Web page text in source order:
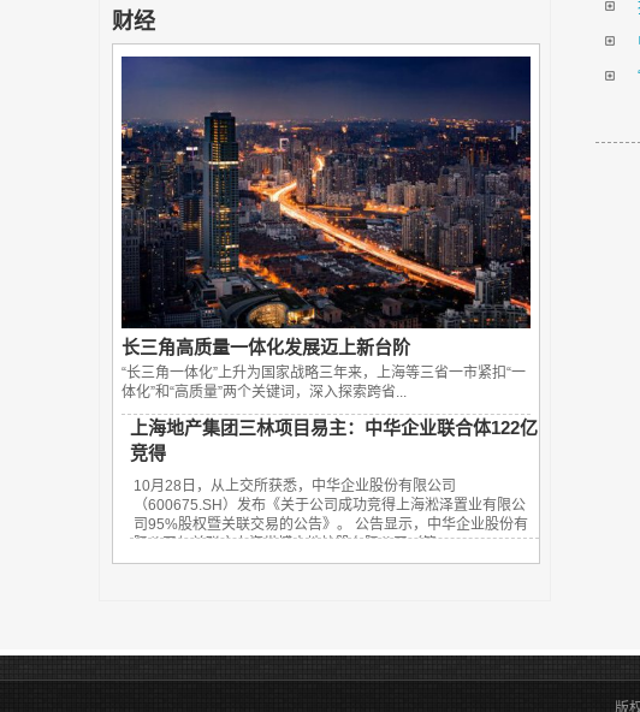
财经
长三角高质量一体化发展迈上新台阶
“长三角一体化”上升为国家战略三年来，上海等三省一市紧扣“一
体化”和“高质量”两个关键词，深入探索跨省...
上海地产集团三林项目易主：中华企业联合体122亿
竞得
10月28日，从上交所获悉，中华企业股份有限公司
（600675.SH）发布《关于公司成功竞得上海淞泽置业有限公
司95%股权暨关联交易的公告》。 公告显示，中华企业股份有
限公司与关联方上海世博土地控股有限公司（简...